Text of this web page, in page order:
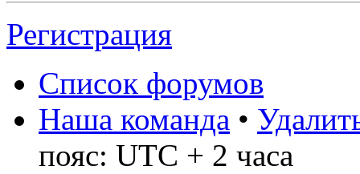
Регистрация
Список форумов
Наша команда •
пояс: UTC + 2 часа